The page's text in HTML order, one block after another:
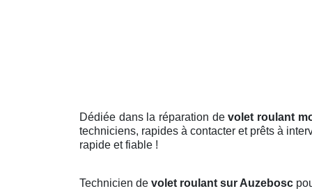
Dédiée dans la réparation devolet roulant
techniciens, rapides à contacter et prêts à
rapide et fiable !
Technicien de volet roulant sur Auzebosc